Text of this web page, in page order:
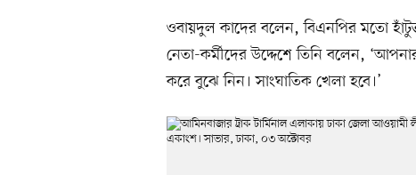
ওবায়দুল কাদের বলেন, বিএনপির মতো
নেতা-কর্মীদের উদ্দেশে তিনি বলেন,
করে বুঝে নিন। সাংঘাতিক খেলা হবে।’